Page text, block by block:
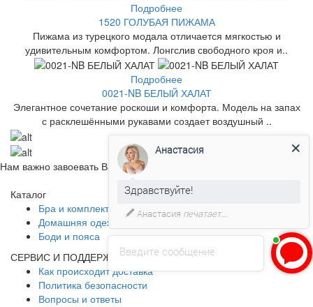
Подробнее
1520 ГОЛУБАЯ ПИЖАМА
Пижама из турецкого модала отличается мягкостью и
удивительным комфортом. Лонгслив свободного кроя и..
Подробнее
0021-NB БЕЛЫЙ ХАЛАТ
Элегантное сочетание роскоши и комфорта. Модель на запах
с расклешёнными рукавами создает воздушный ..
Нам важно завоевать Ваше доверие!
Каталог
Бра и комплекты
Домашняя одежда
Боди и пояса
СЕРВИС И ПОДДЕРЖКА
Как происходит доставка
Политика безопасности
Вопросы и ответы
Введите сообщение
Анастасия
Здравствуйте!
Давайте мы поможем Вам с
размером!)